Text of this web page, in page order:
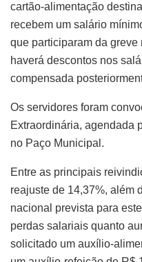
cartão-alimentação
recebem um salário
que participaram da
haverá descontos nos
compensada
Os servidores foram
Extraordinária, agendada
no Paço Municipal.
Entre as principais
reajuste de 14,37%, além
nacional prevista para
perdas salariais quanto
solicitado um auxílio-